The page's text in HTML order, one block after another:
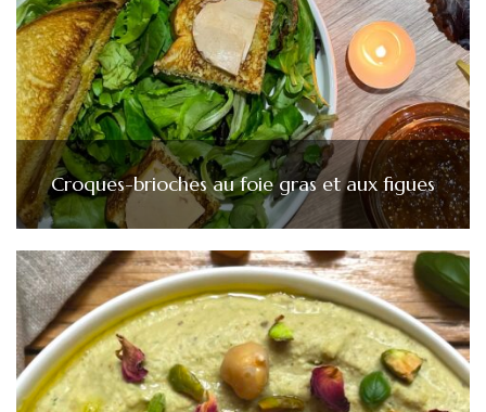
Croques-brioches au foie gras et aux figues